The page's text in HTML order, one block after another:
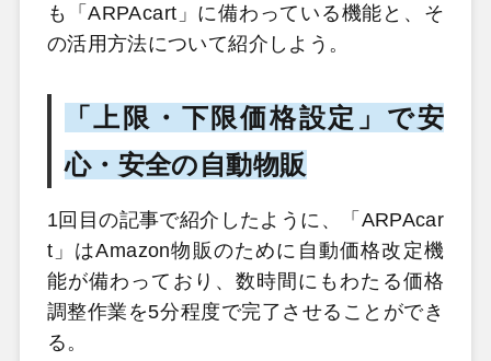
も「ARPAcart」に備わっている機能と、そ
の活用方法について紹介しよう。
「上限・下限価格設定」で安
心・安全の自動物販
1回目の記事で紹介したように、「ARPAcar
t」はAmazon物販のために自動価格改定機
能が備わっており、数時間にもわたる価格
調整作業を5分程度で完了させることができ
る。